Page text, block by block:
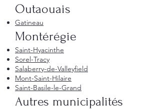
Outaouais
Gatineau
Montérégie
Saint-Hyacinthe
Sorel-Tracy
Salaberry-de-Valleyfield
Mont-Saint-Hilaire
Saint-Basile-le-Grand
Autres municipalités